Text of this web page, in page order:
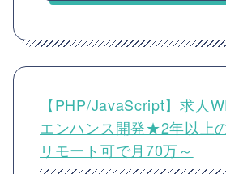
【PHP/JavaScript】求人
エンハンス開発★2年以上
リモート可で月70万～